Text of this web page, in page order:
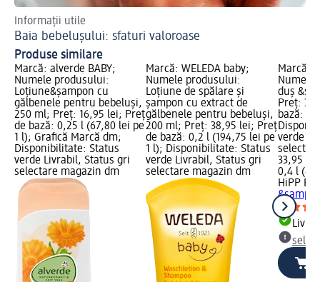
Informații utile
Baia bebelușului: sfaturi valoroase
Produse similare
Marcă: alverde BABY;
Numele produsului:
Loțiune&șampon cu
gălbenele pentru bebeluși,
250 ml; Preț: 16,95 lei; Preț
de bază: 0,25 l (67,80 lei pe
1 l); Grafică Marcă dm;
Disponibilitate: Status
verde Livrabil, Status gri
selectare magazin dm
Marcă: WELEDA baby;
Numele produsului:
Loțiune de spălare și
șampon cu extract de
gălbenele pentru bebeluși,
200 ml; Preț: 38,95 lei; Preț
de bază: 0,2 l (194,75 lei pe
1 l); Disponibilitate: Status
verde Livrabil, Status gri
selectare magazin dm
Marcă:
Numele
duş
Preț:
bază:
verde
33,95 lei
0,4 l
HiPP